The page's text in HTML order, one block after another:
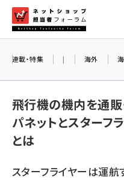
ン
ネット
連載・特集 | 海外
飛行機の機内を通販
パネットとスターフ
とは
スターフライヤーは運